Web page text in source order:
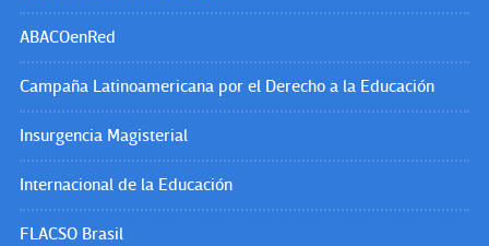
ABACOenRed
Campaña Latinoamericana por el Derecho a la Educación
Insurgencia Magisterial
Internacional de la Educación
FLACSO Brasil